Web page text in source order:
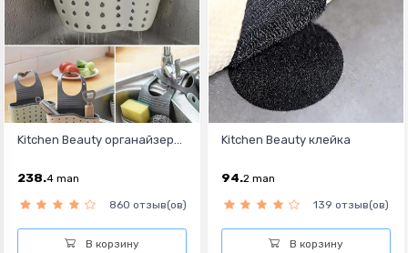
Kitchen Beauty органайзер...
238.4 man
860 отзыв(ов)
В корзину
Kitchen Beauty клейка
94.2 man
139 отзыв(ов)
В корзину